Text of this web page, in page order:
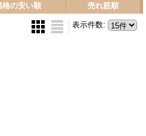
格の安い順 売れ筋順
表示件数: